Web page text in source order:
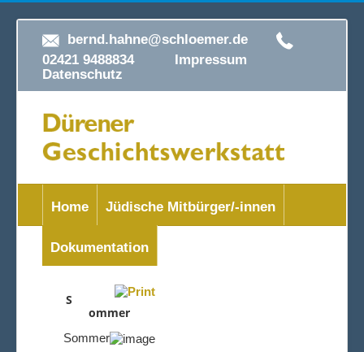
bernd.hahne@schloemer.de
02421 9488834 Impressum
Datenschutz
Home Jüdische Mitbürger/-innen
Dokumentation
S
ommer
Sommer